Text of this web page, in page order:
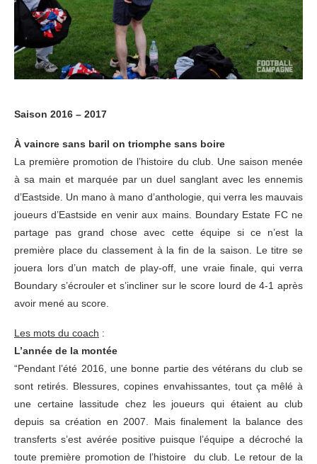
Saison 2016 – 2017
À vaincre sans baril on triomphe sans boire
La première promotion de l’histoire du club. Une saison menée
à sa main et marquée par un duel sanglant avec les ennemis
d’Eastside. Un mano à mano d’anthologie, qui verra les mauvais
joueurs d’Eastside en venir aux mains. Boundary Estate FC ne
partage pas grand chose avec cette équipe si ce n’est la
première place du classement à la fin de la saison. Le titre se
jouera lors d’un match de play-off, une vraie finale, qui verra
Boundary s’écrouler et s’incliner sur le score lourd de 4-1 après
avoir mené au score.
Les mots du coach :
L’année de la montée
“Pendant l’été 2016, une bonne partie des vétérans du club se
sont retirés. Blessures, copines envahissantes, tout ça mêlé à
une certaine lassitude chez les joueurs qui étaient au club
depuis sa création en 2007. Mais finalement la balance des
transferts s’est avérée positive puisque l’équipe a décroché la
toute première promotion de l’histoire du club. Le retour de la